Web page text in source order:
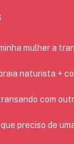
mulher a
naturista +
com
preciso de